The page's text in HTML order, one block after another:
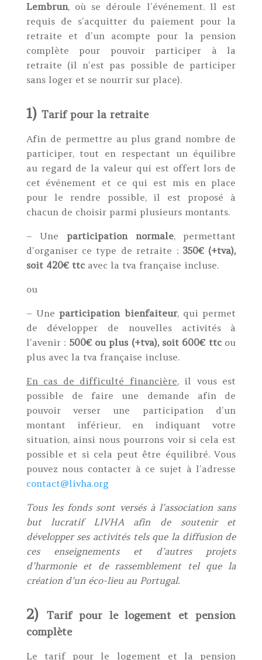
Lembrun, où se déroule l’événement. Il est
requis de s’acquitter du paiement pour la
retraite et d’un acompte pour la pension
complète pour pouvoir participer à la
retraite (il n’est pas possible de participer
sans loger et se nourrir sur place).
1) Tarif pour la retraite
Afin de permettre au plus grand nombre de
participer, tout en respectant un équilibre
au regard de la valeur qui est offert lors de
cet événement et ce qui est mis en place
pour le rendre possible, il est proposé à
chacun de choisir parmi plusieurs montants.
– Une participation normale, permettant
d’organiser ce type de retraite : 350€ (+tva),
soit 420€ ttcavec la tva française incluse.
ou
– Uneparticipation bienfaiteur, qui permet
de développer de nouvelles activités à
l’avenir : 500€ ou plus (+tva), soit 600€ ttcou
plus avec la tva française incluse.
En cas de difficulté financière, il vous est
possible de faire une demande afin de
pouvoir verser une participation d’un
montant inférieur, en indiquant votre
situation, ainsi nous pourrons voir si cela est
possible et si cela peut être équilibré. Vous
pouvez nous contacter à ce sujet à l’adresse
contact@livha.org
Tous les fonds sont versés à l’association sans
but lucratif LIVHA afin de soutenir et
développer ses activités tels que la diffusion de
ces enseignements et d’autres projets
d’harmonie et de rassemblement tel que la
création d’un éco-lieu au Portugal.
2)
Tarif pour le logement et pension
complète
Le tarif pour le logement et la pension